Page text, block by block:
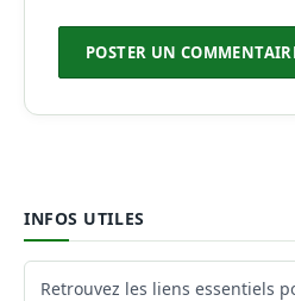
INFOS UTILES
Retrouvez les liens essentiels